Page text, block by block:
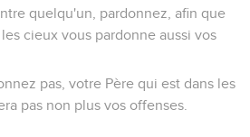
quelqu'un, pardonnez, afin que
cieux vous pardonne aussi vos
pas, votre Père qui est dans les
pas non plus vos offenses.